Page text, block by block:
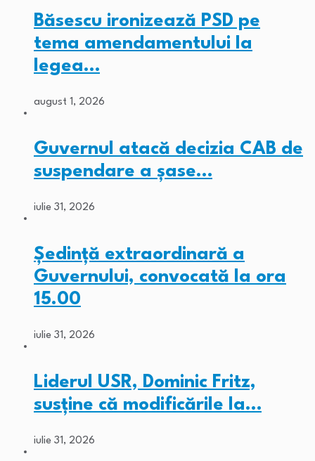
Băsescu ironizează PSD pe
tema amendamentului la
legea…
august 1, 2026
Guvernul atacă decizia CAB de
suspendare a șase…
iulie 31, 2026
Ședință extraordinară a
Guvernului, convocată la ora
15.00
iulie 31, 2026
Liderul USR, Dominic Fritz,
susține că modificările la…
iulie 31, 2026